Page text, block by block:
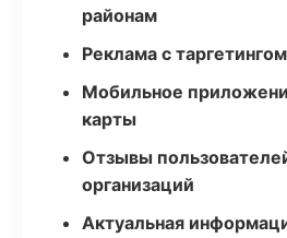
районам
Реклама с
Мобильное
карты
Отзывы
организаций
Актуальная